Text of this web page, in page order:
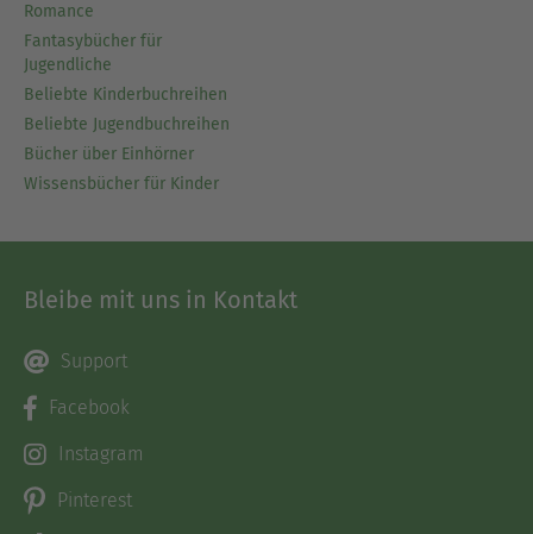
Romance
Fantasybücher für
Jugendliche
Beliebte Kinderbuchreihen
Beliebte Jugendbuchreihen
Bücher über Einhörner
Wissensbücher für Kinder
Bleibe mit uns in Kontakt
Support
Facebook
Instagram
Pinterest